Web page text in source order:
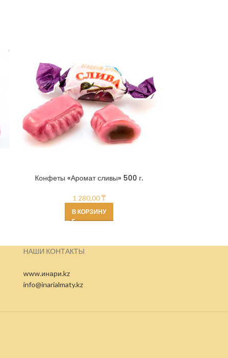
Конфеты «Аромат сливы» 500 г.
1 280,00₸
В КОРЗИНУ
НАШИ КОНТАКТЫ
www.инари.kz
info@inarialmaty.kz